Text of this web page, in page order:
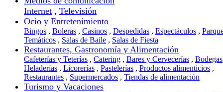
Internet , Televisión
Ocio y Entretenimiento
Bingos , Boleras , Casinos , Despedidas , Espectáculos ,
Temáticos , Salas de Baile , Salas de Fiesta
Restaurantes, Gastronomía y Alimentación
Cafeterías y Teterías , Catering , Bares y Cervecerías , Bodegas
Heladerías , Licorerías , Pastelerías , Productos alimenticios ,
Restaurantes , Supermercados , Tiendas de alimentación
Turismo y Vacaciones